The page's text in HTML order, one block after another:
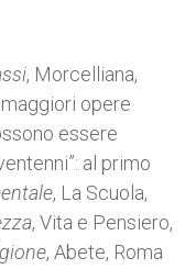
, Morcelliana,
maggiori opere
essere
al primo
, La Scuola,
, Vita e Pensiero,
, Abete, Roma